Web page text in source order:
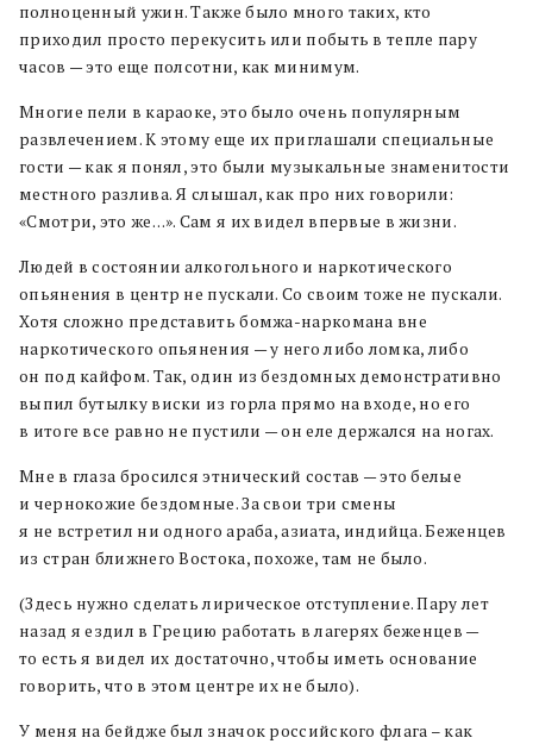
полноценный ужин. Также было много таких, кто
приходил просто перекусить или побыть в тепле пару
часов — это еще полсотни, как минимум.
Многие пели в караоке, это было очень популярным
развлечением. К этому еще их приглашали специальные
гости — как я понял, это были музыкальные знаменитости
местного разлива. Я слышал, как про них говорили:
«Смотри, это же…». Сам я их видел впервые в жизни.
Людей в состоянии алкогольного и наркотического
опьянения в центр не пускали. Со своим тоже не пускали.
Хотя сложно представить бомжа-наркомана вне
наркотического опьянения — у него либо ломка, либо
он под кайфом. Так, один из бездомных демонстративно
выпил бутылку виски из горла прямо на входе, но его
в итоге все равно не пустили — он еле держался на ногах.
Мне в глаза бросился этнический состав — это белые
и чернокожие бездомные. За свои три смены
я не встретил ни одного араба, азиата, индийца. Беженцев
из стран ближнего Востока, похоже, там не было.
(Здесь нужно сделать лирическое отступление. Пару лет
назад я ездил в Грецию работать в лагерях беженцев —
то есть я видел их достаточно, чтобы иметь основание
говорить, что в этом центре их не было).
У меня на бейдже был значок российского флага – как